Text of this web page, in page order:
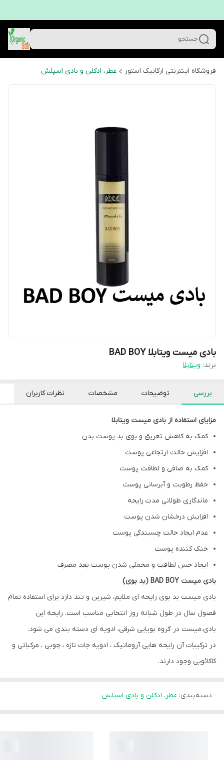
جستجو
فروشگاه اینترنتی ارگانیک استور عطر، ادکلن و بادی اسپلش
بادی میست ویتابلا BAD BOY
برند: ویتابلا
بررسی توضیحات مشخصات نظرات کاربران
مزایای استفاده از بادی میست ویتابلا
کمک به کاهش تعریق و بوی بد پوست بدن
افزایش حالت ارتجاعی پوست
کمک به صافی و لطافت پوست
حفظ رطوبت و آبرسانی پوست
ماندگاری طولانی مدت رایحه
افزایش درخشان شدن پوست
عدم ایجاد حالت چسبندگی پوست
خنک کننده پوست
ایجاد حس لطافت و مخملی شدن پوست بعد مصرف
بادی میست BAD BOY (بد بوی)
بادی میست بد بوی رایحه ای ملایم، شیرین و تند دارد برای استفاده تمام
فصول سال در طول شبانه روز انتخابی مناسب است. رایحه این
بادی.میست در گروه بویایی شرقی، ادویه ای دسته بندی می شود.
در ترکیبات آن رایحه هایی آروماتیک ، ادویه جات تازه ، چوبی ، مرکباتی و
کاکائویی وجود دارند.
دسته‌بندی: عطر، ادکلن و بادی اسپلش